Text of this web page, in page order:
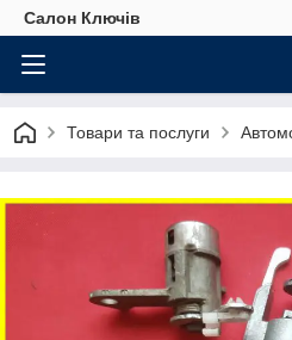
Салон Ключів
Товари та послуги